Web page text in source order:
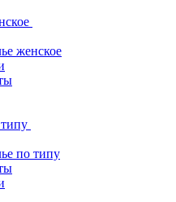
женское
по типу